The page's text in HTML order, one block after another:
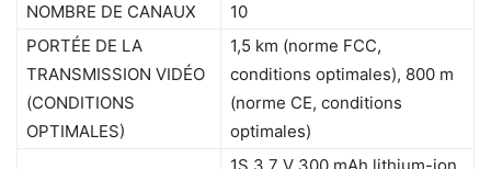
NOMBRE DE CANAUX
10
PORTÉE DE LA
TRANSMISSION VIDÉO
(CONDITIONS
OPTIMALES)
1,5 km (norme FCC,
conditions optimales), 800 m
(norme CE, conditions
optimales)
1S 3,7 V 300 mAh lithium-ion